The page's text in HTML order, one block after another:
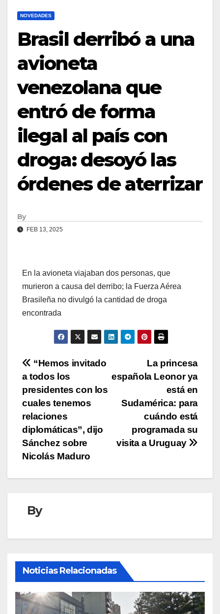
NOVEDADES
Brasil derribó a una
avioneta
venezolana que
entró de forma
ilegal al país con
droga: desoyó las
órdenes de aterrizar
By
FEB 13, 2025
En la avioneta viajaban dos personas, que
murieron a causa del derribo; la Fuerza Aérea
Brasileña no divulgó la cantidad de droga
encontrada
Navegación
de
entradas
La princesa
española Leonor ya
está en
Sudamérica: para
cuándo está
programada su
visita a Uruguay
“Hemos invitado
a todos los
presidentes con los
cuales tenemos
relaciones
diplomáticas”, dijo
Sánchez sobre
Nicolás Maduro
By
Noticias Relacionadas